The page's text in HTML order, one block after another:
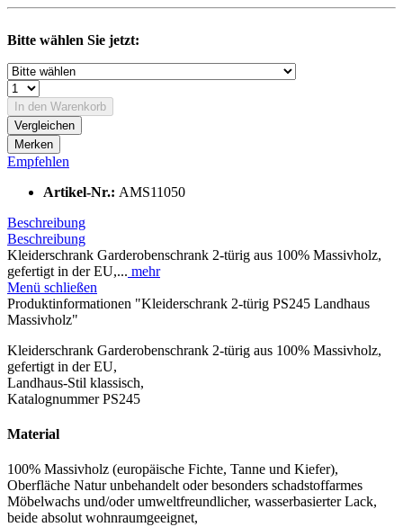
Bitte wählen Sie jetzt:
In den Warenkorb
Vergleichen
Merken
Empfehlen
Artikel-Nr.: AMS11050
Beschreibung
Beschreibung
Kleiderschrank Garderobenschrank 2-türig aus 100% Massivholz,
gefertigt in der EU,... mehr
Menü schließen
Produktinformationen "Kleiderschrank 2-türig PS245 Landhaus
Massivholz"
Kleiderschrank Garderobenschrank 2-türig aus 100% Massivholz,
gefertigt in der EU,
Landhaus-Stil klassisch,
Katalognummer PS245
Material
100% Massivholz (europäische Fichte, Tanne und Kiefer),
Oberfläche Natur unbehandelt oder besonders schadstoffarmes
Möbelwachs und/oder umweltfreundlicher, wasserbasierter Lack,
beide absolut wohnraumgeeignet,